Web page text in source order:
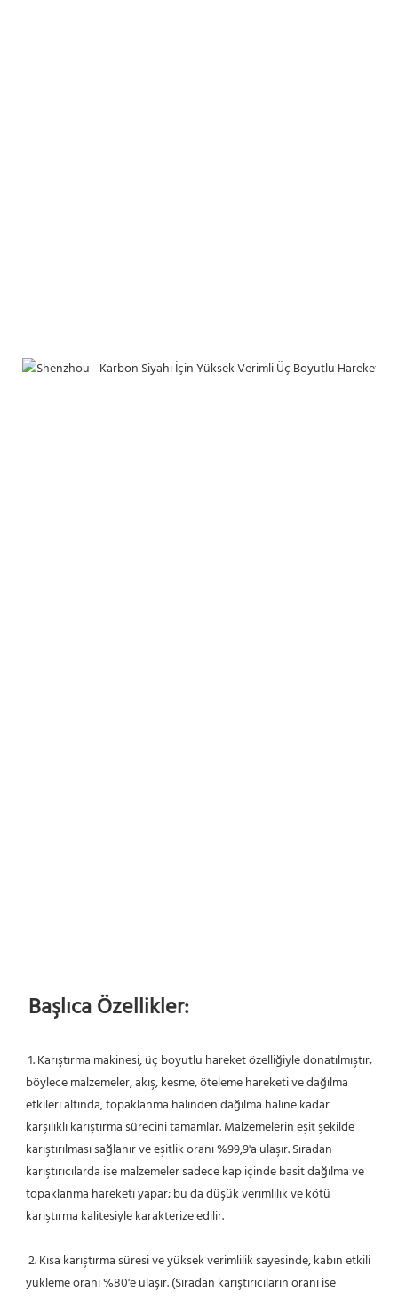
Başlıca Özellikler:
1. Karıştırma makinesi, üç boyutlu hareket özelliğiyle donatılmıştır;
böylece malzemeler, akış, kesme, öteleme hareketi ve dağılma
etkileri altında, topaklanma halinden dağılma haline kadar
karşılıklı karıştırma sürecini tamamlar. Malzemelerin eşit şekilde
karıştırılması sağlanır ve eşitlik oranı %99,9'a ulaşır. Sıradan
karıştırıcılarda ise malzemeler sadece kap içinde basit dağılma ve
topaklanma hareketi yapar; bu da düşük verimlilik ve kötü
karıştırma kalitesiyle karakterize edilir.
2. Kısa karıştırma süresi ve yüksek verimlilik sayesinde, kabın etkili
yükleme oranı %80'e ulaşır. (Sıradan karıştırıcıların oranı ise